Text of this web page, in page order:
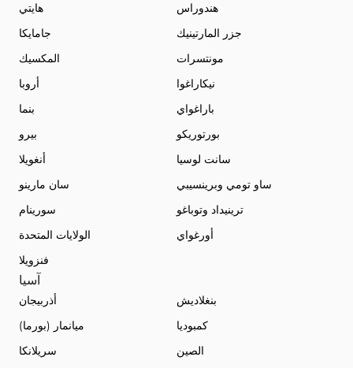
هايتي
هندوراس
جامايكا
جزر المارتينيك
المكسيك
مونتسرات
أروبا
نيكاراغوا
بنما
باراغواي
بيرو
بورتوريكو
أنغويلا
سانت لوسيا
سان مارينو
ساو تومي وبرينسيبي
سورينام
ترينيداد وتوباغو
الولايات المتحدة
أورغواي
فنزويلا
آسيا
أذربيجان
بنغلاديش
ميانمار (بورما)
كمبوديا
سريلانكا
الصين